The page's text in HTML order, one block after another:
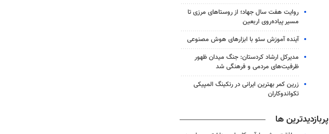
روایت هفت سال جهاد؛ از روستاهای مرزی تا
مسیر پیاده‌روی اربعین
آینده آموزش سئو با ابزارهای هوش مصنوعی
مدیرکل ارشاد کردستان: جنگ میدان ظهور
ظرفیت‌های مردمی و فرهنگی شد
زرین کمر بهترین ایرانی در رنکینگ المپیکی
تکواندوکاران
پربازدیدترین ها